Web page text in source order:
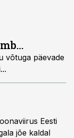
võtuga päevade
Eesti
jõe kaldal